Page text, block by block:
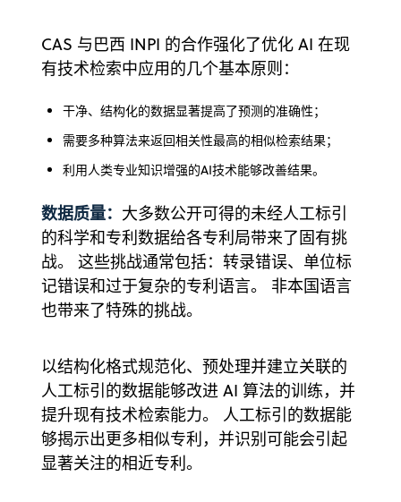
CAS 与巴西 INPI 的合作强化了优化 AI 在现
有技术检索中应用的几个基本原则：
干净、结构化的数据显著提高了预测的准确性；
需要多种算法来返回相关性最高的相似检索结果；
利用人类专业知识增强的AI技术能够改善结果。
数据质量： 大多数公开可得的未经人工标引
的科学和专利数据给各专利局带来了固有挑
战。 这些挑战通常包括：转录错误、单位标
记错误和过于复杂的专利语言。 非本国语言
也带来了特殊的挑战。
以结构化格式规范化、预处理并建立关联的
人工标引的数据能够改进 AI 算法的训练，并
提升现有技术检索能力。 人工标引的数据能
够揭示出更多相似专利，并识别可能会引起
显著关注的相近专利。